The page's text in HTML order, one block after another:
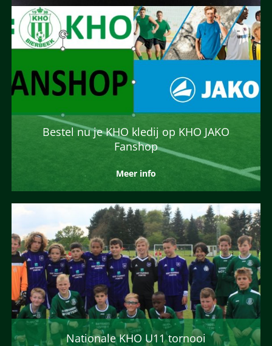
Bestel nu je KHO kledij op KHO JAKO
Fanshop
Meer info
Nationale KHO U11 tornooi